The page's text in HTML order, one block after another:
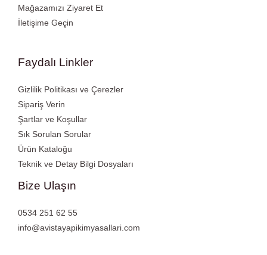
Mağazamızı Ziyaret Et
İletişime Geçin
Faydalı Linkler
Gizlilik Politikası ve Çerezler
Sipariş Verin
Şartlar ve Koşullar
Sık Sorulan Sorular
Ürün Kataloğu
Teknik ve Detay Bilgi Dosyaları
Bize Ulaşın
0534 251 62 55
info@avistayapikimyasallari.com